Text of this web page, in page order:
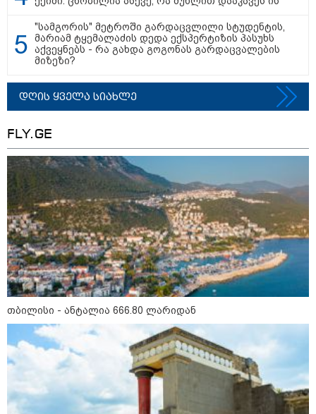
13:24 / 07-08-2026
"საქართველოსთვის თქვენზე ნაკლები
მებრძოლის დედა ვატირე!" - რას ამბობს
გიორგი ბარამიძე პროკურატურის
განცხადების შემდეგ
19:05 / 07-08-2026
"2008 წელს საქართველო
გადავარჩინეთ - აი, 2012 წლის
"გამარჯვება" ვინც იზეიმეთ,
სწორედ ეგ იყო ქართული
ისტორიული კატასტროფა და
რაც რუსმა ჯარით ვერ აიღო,
შიდა ღალატით გაინაღდა" -
მიხეილ სააკაშვილი
14:20 / 07-08-2026
"სამგორის" მეტროში გარდაცვლილი სტუდენტის,
მარიამ ტყემალაძის დედა ექსპერტიზის პასუხს
აქვეყნებს - რა გახდა გოგონას გარდაცვალების
მიზეზი?
დღის ყველა სიახლე
FLY.GE
თბილისი - ანტალია 666.80 ლარიდან